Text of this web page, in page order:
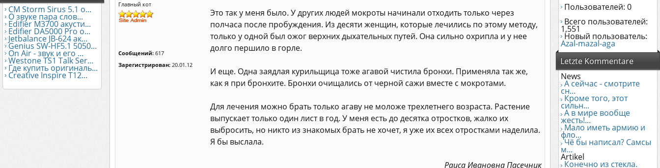
CM Storm Sirus 5.1 о...
О звуке пара слов...
Edifier М3700 акусти...
Edifier DA5000 Pro о...
Jetbalance JB-624 ак...
Genius SW-HF5.1 5050...
On Air - звук и его ...
Westone TS1 Talk Ser...
Где купить оригиналь...
Creative Inspire T12...
Пользователей: 0
Всего пользователей:
1,551
Новый пользователь:
Azal-mazal-aga
Letzte Kommentare
News
А сейчас - смотрите
сн...
Кроме того, этот
сильн...
А в мире вообще
жесть!...
Мало иметь армию и
фло...
Чё бы написал? Самсы
м...
Artikel
Конечно из стекла.
Главный кот
Сообщений: 617
Зарегистрирован: 20.01.12
Это так у меня было. У других людей мокроты начинали отходить только через
полчаса после пробуждения. Из десяти женщин, которые лечились по этому методу,
только у одной был ожог верхних дыхательных путей. Она сильно охрипла и у нее
долго першило в горле.
И еще. Одна заядлая курильщица тоже агавой чистила бронхи. Применяла так же,
как я при бронхите. Бронхи очищались от черной сажи вместе с мокротами.
Для лечения можно брать только агаву не моложе трехлетнего возраста. Растение
выпускает только один лист в год. У меня есть до десятка отростков, жалко их
выбросить, но никто из знакомых брать не хочет, я уже их всех отростками наделила.
Я бы выслала.
Раиса Ивановна Пасечник